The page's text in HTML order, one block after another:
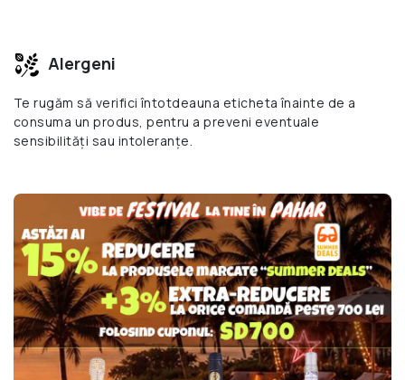
Alergeni
Te rugăm să verifici întotdeauna eticheta înainte de a
consuma un produs, pentru a preveni eventuale
sensibilități sau intoleranțe.